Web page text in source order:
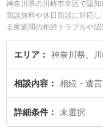
神奈川県の川崎市幸区で認
面談無料や休日面談に対応
る家族間の相続トラブルや
み検索もでき便利です。特
法律事務所の佐藤 恵太弁護
症の相続のトラブル解決の
無料で認知症の相続を法律
い』などでお困りの相談者
エリア 神奈川県、
相談内容 相続・遺
詳細条件 未選択